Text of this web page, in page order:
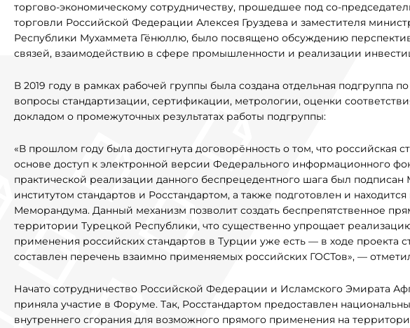
торгово-экономическому сотрудничеству, прошедшее под со-
торговли Российской Федерации Алексея Груздева и заместителя
Республики Мухаммета Гёнюллю, было посвящено обсуждению
связей, взаимодействию в сфере промышленности и реализации
В 2019 году в рамках рабочей группы была создана отдельная подгруппа
вопросы стандартизации, сертификации, метрологии, оценки
докладом о промежуточных результатах работы подгруппы:
«В прошлом году была достигнута договорённость о том, что российская
основе доступ к электронной версии Федерального информационного
практической реализации данного беспрецедентного шага был
институтом стандартов и Росстандартом, а также подготовлен и
Меморандума. Данный механизм позволит создать беспрепятственное
территории Турецкой Республики, что существенно упрощает
применения российских стандартов в Турции уже есть — в ходе проекта
составлен перечень взаимно применяемых российских ГОСТов», —
Начато сотрудничество Российской Федерации и Исламского Эмирата
приняла участие в Форуме. Так, Росстандартом предоставлен
внутреннего сгорания для возможного прямого применения на